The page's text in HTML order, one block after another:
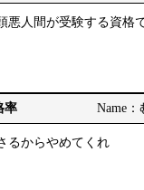
悪人間が受験する資格
率 Name
からやめてくれ